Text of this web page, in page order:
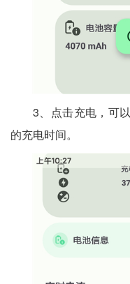
3、点击充电，可
的充电时间。